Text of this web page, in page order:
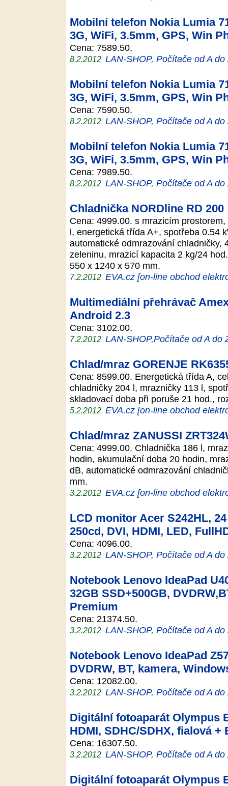
Mobilní telefon Nokia Lumia
3G, WiFi, 3.5mm, GPS, Win
Cena: 7589.50.
8.2.2012 LAN-SHOP, Počítače od A do
Mobilní telefon Nokia Lumia
3G, WiFi, 3.5mm, GPS, Win
Cena: 7590.50.
8.2.2012 LAN-SHOP, Počítače od A do
Mobilní telefon Nokia Lumia
3G, WiFi, 3.5mm, GPS, Win
Cena: 7989.50.
8.2.2012 LAN-SHOP, Počítače od A do
Chladnička NORDline RD 200
Cena: 4999.00. s mrazicím
l, energetická třída A+, spotřeba 0.54
automatické odmrazování chladničky,
zeleninu, mrazicí kapacita 2 kg/24
550 x 1240 x 570 mm.
7.2.2012 EVA.cz [on-line obchod
Multimediální přehrávač
Android 2.3
Cena: 3102.00.
7.2.2012 LAN-SHOP,Počítače od A do
Chlad/mraz GORENJE
Cena: 8599.00. Energetická třída A,
chladničky 204 l, mrazničky 113 l,
skladovací doba při poruše 21 hod.,
5.2.2012 EVA.cz [on-line obchod
Chlad/mraz ZANUSSI
Cena: 4999.00. Chladnička 186 l,
hodin, akumulační doba 20 hodin,
dB, automatické odmrazování
mm.
3.2.2012 EVA.cz [on-line obchod
LCD monitor Acer S242HL,
250cd, DVI, HDMI, LED,
Cena: 4096.00.
3.2.2012 LAN-SHOP, Počítače od A do
Notebook Lenovo IdeaPad
32GB SSD+500GB,
Premium
Cena: 21374.50.
3.2.2012 LAN-SHOP, Počítače od A do
Notebook Lenovo IdeaPad
DVDRW, BT, kamera,
Cena: 12082.00.
3.2.2012 LAN-SHOP, Počítače od A do
Digitální fotoaparát Olympus
HDMI, SDHC/SDHX, fialová +
Cena: 16307.50.
3.2.2012 LAN-SHOP, Počítače od A do
Digitální fotoaparát Olympus